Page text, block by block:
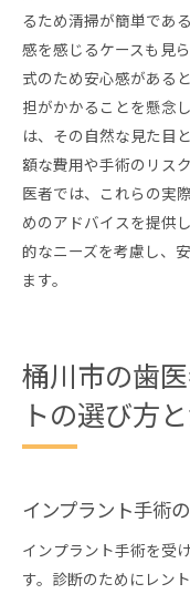
るため清掃が簡単であ
感を感じるケースも見
式のため安心感がある
担がかかることを懸念
は、その自然な見た目
額な費用や手術のリス
医者では、これらの実
めのアドバイスを提供
的なニーズを考慮し、
ます。
桶川市の歯
トの選び方
インプラント手術
インプラント手術を受
す。診断のためにレン